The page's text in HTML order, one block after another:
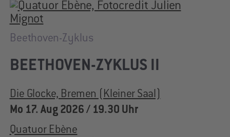
Beethoven-Zyklus
BEETHOVEN-ZYKLUS II
Die Glocke, Bremen (Kleiner Saal)
Mo 17. Aug 2026 / 19.30 Uhr
Quatuor Ebène